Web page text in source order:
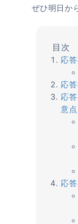
ぜひ明日か
応
応
応
意点
応